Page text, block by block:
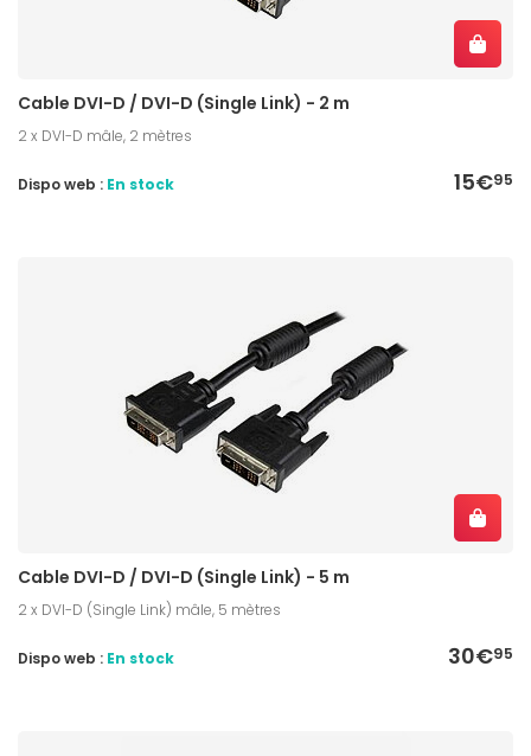
Cable DVI-D / DVI-D (Single Link) - 2 m
2 x DVI-D mâle, 2 mètres
15€95
Dispo web : En stock
Cable DVI-D / DVI-D (Single Link) - 5 m
2 x DVI-D (Single Link) mâle, 5 mètres
30€95
Dispo web : En stock